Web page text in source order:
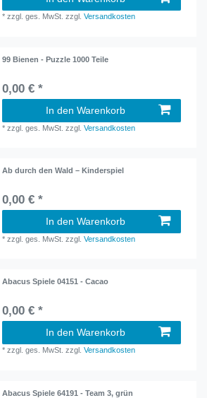
*zzgl. ges. MwSt. zzgl.Versandkosten
99 Bienen - Puzzle 1000 Teile
0,00 € *
In den Warenkorb
*zzgl. ges. MwSt. zzgl.Versandkosten
Ab durch den Wald – Kinderspiel
0,00 € *
In den Warenkorb
*zzgl. ges. MwSt. zzgl.Versandkosten
Abacus Spiele 04151 - Cacao
0,00 € *
In den Warenkorb
*zzgl. ges. MwSt. zzgl.Versandkosten
Abacus Spiele 64191 - Team 3, grün